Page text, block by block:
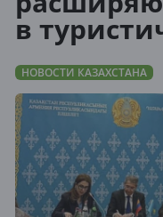
в
НОВОСТИ КАЗАХСТАНА